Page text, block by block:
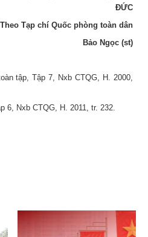
ĐỨC
Theo Tạp chí Quốc phòng toàn dân
Bảo Ngọc (st)
tập, Tập 7, Nxb CTQG, H. 2000,
6, Nxb CTQG, H. 2011, tr. 232.